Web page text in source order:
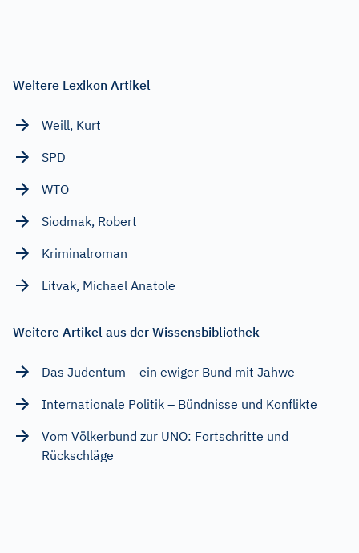
Weitere Lexikon Artikel
Weill, Kurt
SPD
WTO
Siodmak, Robert
Kriminalroman
Litvak, Michael Anatole
Weitere Artikel aus der Wissensbibliothek
Das Judentum – ein ewiger Bund mit Jahwe
Internationale Politik – Bündnisse und Konflikte
Vom Völkerbund zur UNO: Fortschritte und
Rückschläge